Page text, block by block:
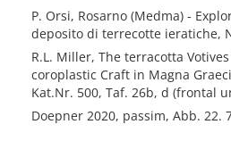
P. Orsi, Rosarno (Medma) -
deposito di terrecotte ieratiche,
R.L. Miller, The terracotta
coroplastic Craft in Magna
Kat.Nr. 500, Taf. 26b, d (frontal
Doepner 2020, passim, Abb. 22.